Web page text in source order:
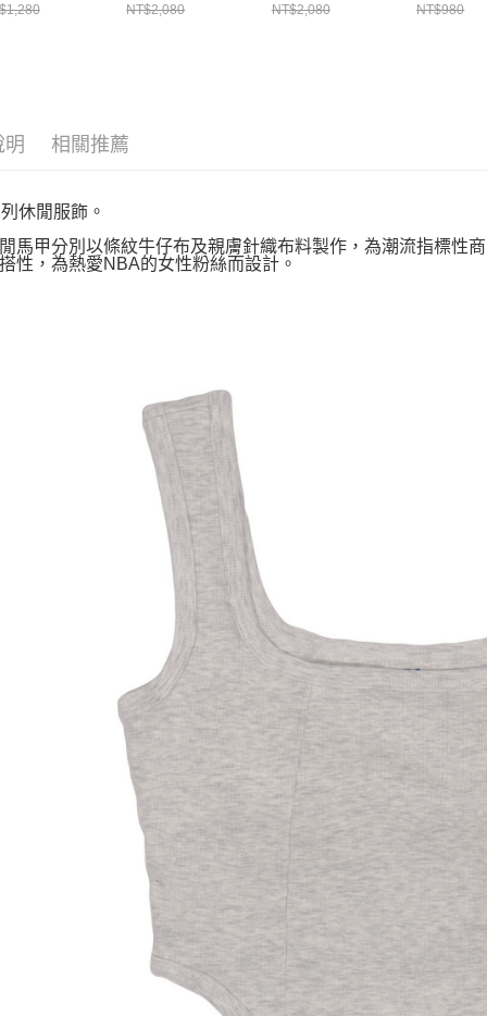
NT$2,080 NT$2,080 NT$980
明 相關推薦
休閒服飾。
馬甲分別以條紋牛仔布及親膚針織布料製作，為潮流指標性
性，為熱愛NBA的女性粉絲而設計。